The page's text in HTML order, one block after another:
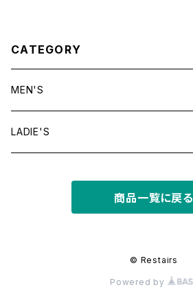
CATEGORY
MEN'S
tops
LADIE'S
商品一覧に戻る
© Restairs
Powered by